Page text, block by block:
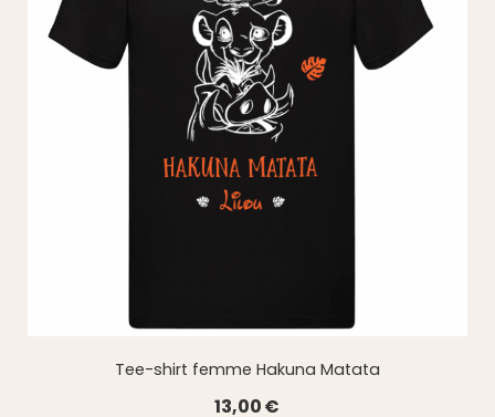
Tee-shirt femme Hakuna Matata
13,00€